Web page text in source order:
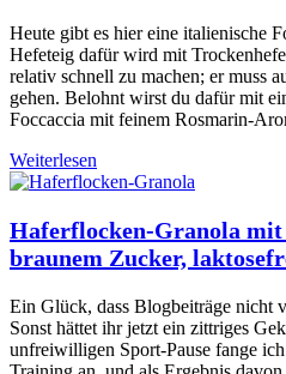
Heute gibt es hier eine italienische
Hefeteig dafür wird mit
relativ schnell zu machen; er muss
gehen. Belohnt wirst du dafür mit
Foccaccia mit feinem Rosmarin-
Weiterlesen
Haferflocken-Granola
braunem Zucker,
Ein Glück, dass Blogbeiträge nicht
Sonst hättet ihr jetzt ein zittriges
unfreiwilligen Sport-Pause fange